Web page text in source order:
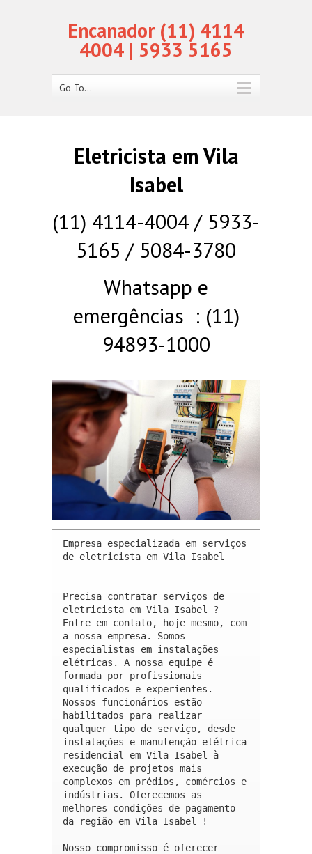
Encanador (11) 4114
4004 | 5933 5165
Go To...
Eletricista em Vila
Isabel
(11) 4114-4004 / 5933-
5165 / 5084-3780
Whatsapp e
emergências : (11)
94893-1000
Empresa especializada em serviços
de eletricista em Vila Isabel
Precisa contratar serviços de
eletricista em Vila Isabel ?
Entre em contato, hoje mesmo, com
a nossa empresa. Somos
especialistas em instalações
elétricas. A nossa equipe é
formada por profissionais
qualificados e experientes.
Nossos funcionários estão
habilitados para realizar
qualquer tipo de serviço, desde
instalações e manutenção elétrica
residencial em Vila Isabel à
execução de projetos mais
complexos em prédios, comércios e
indústrias. Oferecemos as
melhores condições de pagamento
da região em Vila Isabel !
Nosso compromisso é oferecer